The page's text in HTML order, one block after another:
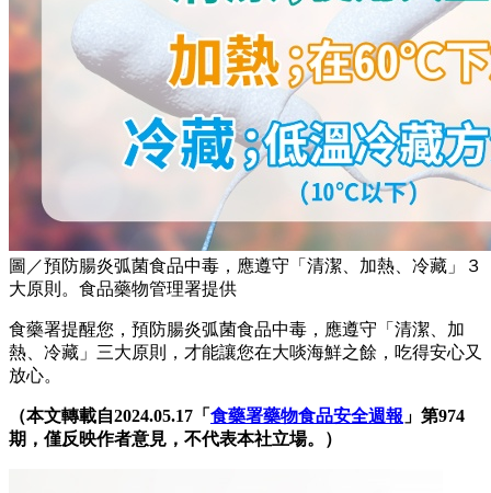
圖／預防腸炎弧菌食品中毒，應遵守「清潔、加熱、冷藏」３
大原則。食品藥物管理署提供
食藥署提醒您，預防腸炎弧菌食品中毒，應遵守「清潔、加
熱、冷藏」三大原則，才能讓您在大啖海鮮之餘，吃得安心又
放心。
（本文轉載自2024.05.17「 食藥署藥物食品安全週報 」第974
期，僅反映作者意見，不代表本社立場。）